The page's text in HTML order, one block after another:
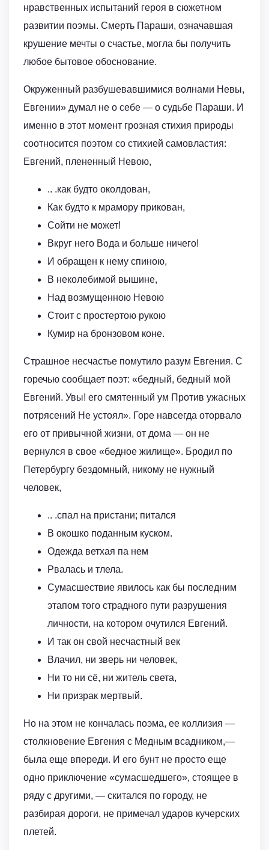
нравственных испытаний героя в сюжетном
развитии поэмы. Смерть Параши, означавшая
крушение мечты о счастье, могла бы получить
любое бытовое обоснование.
Окруженный разбушевавшимися волнами Невы,
Евгении» думал не о себе — о судьбе Параши. И
именно в этот момент грозная стихия природы
соотносится поэтом со стихией самовластия:
Евгений, плененный Невою,
.. .как будто околдован,
Как будто к мрамору прикован,
Сойти не может!
Вкруг него Вода и больше ничего!
И обращен к нему спиною,
В неколебимой вышине,
Над возмущенною Невою
Стоит с простертою рукою
Кумир на бронзовом коне.
Страшное несчастье помутило разум Евгения. С
горечью сообщает поэт: «бедный, бедный мой
Евгений. Увы! его смятенный ум Против ужасных
потрясений Не устоял». Горе навсегда оторвало
его от привычной жизни, от дома — он не
вернулся в свое «бедное жилище». Бродил по
Петербургу бездомный, никому не нужный
человек,
.. .спал на пристани; питался
В окошко поданным куском.
Одежда ветхая па нем
Рвалась и тлела.
Сумасшествие явилось как бы последним
этапом того страдного пути разрушения
личности, на котором очутился Евгений.
И так он свой несчастный век
Влачил, ни зверь ни человек,
Ни то ни сё, ни житель света,
Ни призрак мертвый.
Но на этом не кончалась поэма, ее коллизия —
столкновение Евгения с Медным всадником,—
была еще впереди. И его бунт не просто еще
одно приключение «сумасшедшего», стоящее в
ряду с другими, — скитался по городу, не
разбирая дороги, не примечал ударов кучерских
плетей.